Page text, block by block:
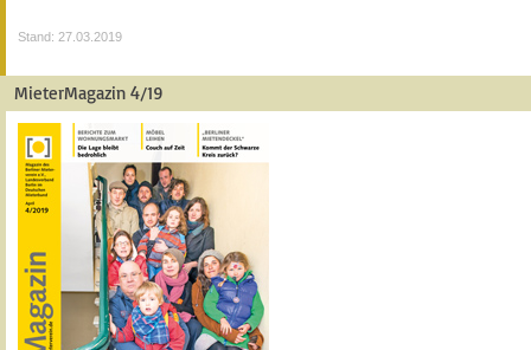
Stand: 27.03.2019
MieterMagazin 4/19